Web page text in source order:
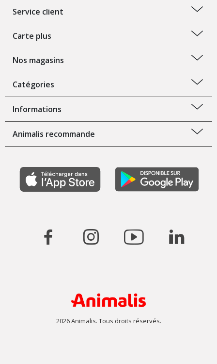
Service client
Carte plus
Nos magasins
Catégories
Informations
Animalis recommande
2026 Animalis. Tous droits réservés.